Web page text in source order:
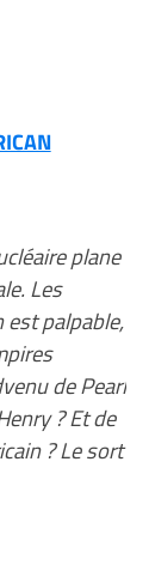
plane
Les
palpable,
de Pearl
? Et de
? Le sort